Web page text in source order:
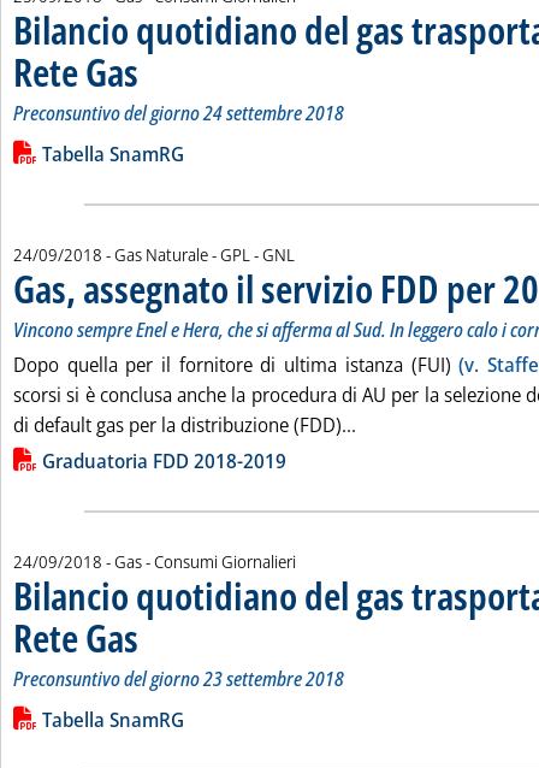
Bilancio quotidiano del gas
Rete Gas . Sottotitolo: Preconsuntivo del giorno 24 settembre 2018
. Pubblicata martedì 25 settembre 2018 alle 12.42.
Preconsuntivo del giorno 24 settembre 2018
Leggi tutta la notizia: 'Bilancio quotidiano del gas
Lista allegati PDF alla notizia
Tabella SnamRG
24/09/2018 - Gas Naturale - GPL - GNL
Gas, assegnato il servizio FDD per
Vincono sempre Enel e Hera, che si afferma al Sud. In leggero calo i
Dopo quella per il fornitore di ultima istanza (FUI)(v.
scorsi si è conclusa anche la procedura di AU per la selezione
di default gas per la distribuzione (FDD)...
Lista allegati PDF alla notizia
Graduatoria FDD 2018-2019
24/09/2018 - Gas - Consumi Giornalieri
Bilancio quotidiano del gas
Rete Gas . Sottotitolo: Preconsuntivo del giorno 23 settembre 2018
. Pubblicata lunedì 24 settembre 2018 alle 11.49.
Preconsuntivo del giorno 23 settembre 2018
Leggi tutta la notizia: 'Bilancio quotidiano del gas
Lista allegati PDF alla notizia
Tabella SnamRG